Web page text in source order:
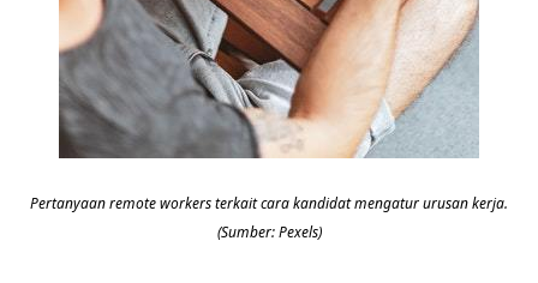
Pertanyaan remote workers terkait cara kandidat mengatur urusan kerja.
(Sumber: Pexels)